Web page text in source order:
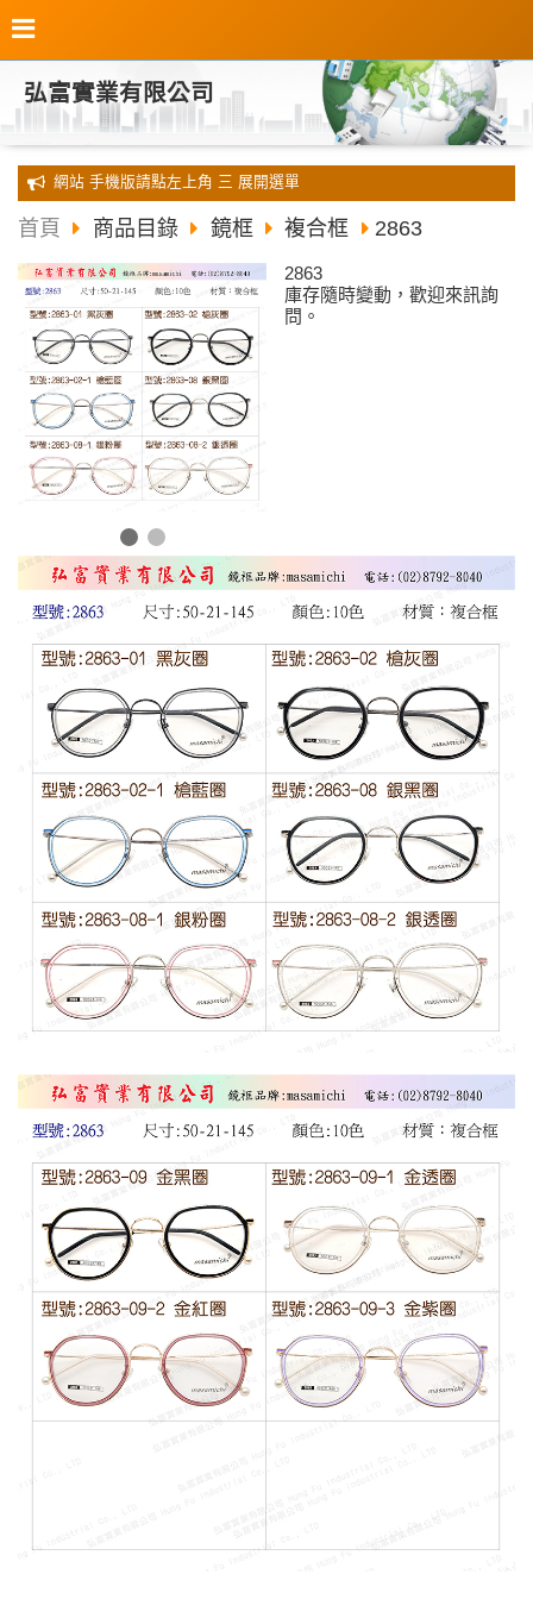
弘富實業有限公司
全新 網站 手機版請點左上角 三 展開選單
首頁 商品目錄 鏡框 複合框 2863
2863
庫存隨時變動，歡迎來訊詢
問。